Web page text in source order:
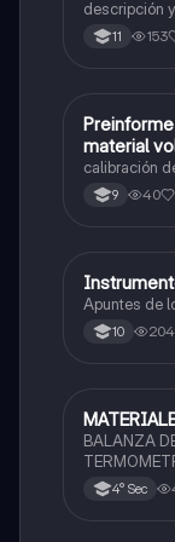
descripción
11 153
Química
material
calibración
9 40
Química
Apuntes de
10 204
Química
BALANZA
4° Sec